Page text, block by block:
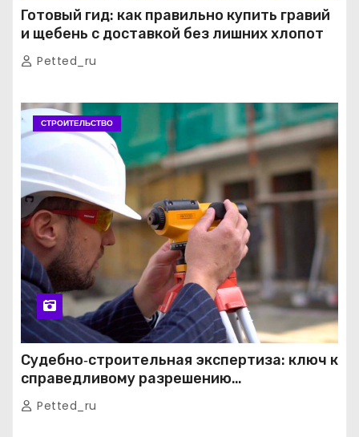
Готовый гид: как правильно купить гравий
и щебень с доставкой без лишних хлопот
Petted_ru
СТРОИТЕЛЬСТВО
Судебно‑строительная экспертиза: ключ к
справедливому разрешению
строительных споров
Petted_ru